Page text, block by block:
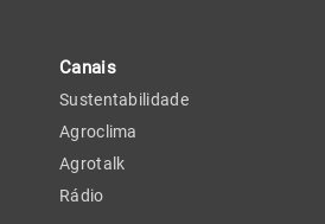
Canais
Sustentabilidade
Agroclima
Agrotalk
Rádio